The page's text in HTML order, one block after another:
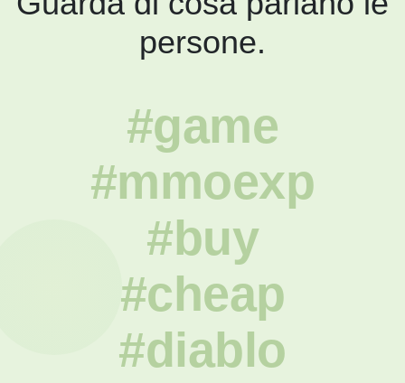
persone.
#game
#mmoexp
#buy
#cheap
#diablo